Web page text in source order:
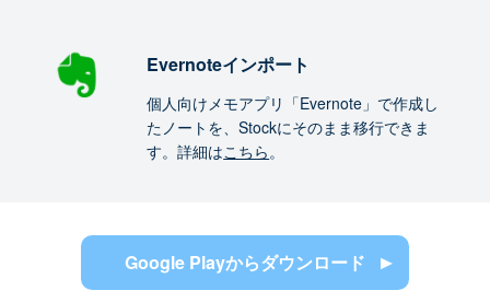
Evernoteインポート
個人向けメモアプリ「Evernote」で作成し
たノートを、Stockにそのまま移行できま
す。詳細はこちら。
Google Playからダウンロード